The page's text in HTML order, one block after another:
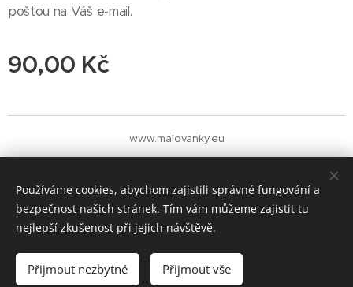
poštou na Váš e-mail.
90,00 Kč
Do košíku
www.malovanky.eu
Cookies
Měna
CZK Kč
EUR €
Používáme cookies, abychom zajistili správné fungování a
bezpečnost našich stránek. Tím vám můžeme zajistit tu
nejlepší zkušenost při jejich návštěvě.
Přijmout nezbytné Přijmout vše